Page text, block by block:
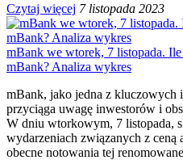
Czytaj więcej 7 listopada 2023
mBank we wtorek, 7 listopada.
mBank? Analiza wykres
mBank, jako jedna z kluczowych
przyciąga uwagę inwestorów i
W dniu wtorkowym, 7 listopada,
wydarzeniach związanych z
obecne notowania tej